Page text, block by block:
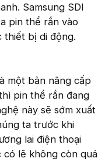
Samsung SDI
pin thể rắn vào
thiết bị di động.
một bản nâng cấp
pin thể rắn đang
này sẽ sớm xuất
ta trước khi
lai điện thoại
có lẽ không còn quá